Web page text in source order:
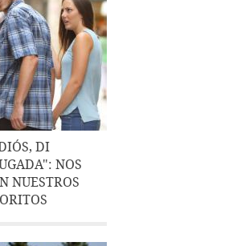
DI
NOS
NUESTROS